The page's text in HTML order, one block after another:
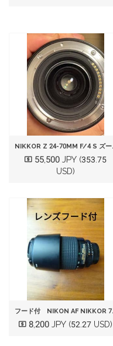
55,500 JPY (353.75
USD)
フード
8,200 JPY (52.27 USD)